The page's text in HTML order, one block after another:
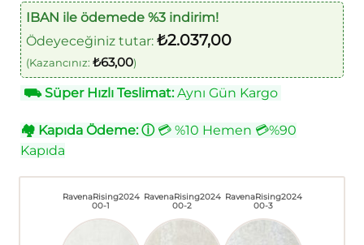
IBAN ile ödemede %3 indirim!
Ödeyeceğiniz tutar: ₺2.037,00
(Kazancınız: ₺63,00)
⛟Süper Hızlı Teslimat:Aynı Gün Kargo
🏘 Kapıda Ödeme: ⓘ💳 %10 Hemen 💳%90
Kapıda
RavenaRising2024
00-1
RavenaRising2024
00-2
RavenaRising2024
00-3